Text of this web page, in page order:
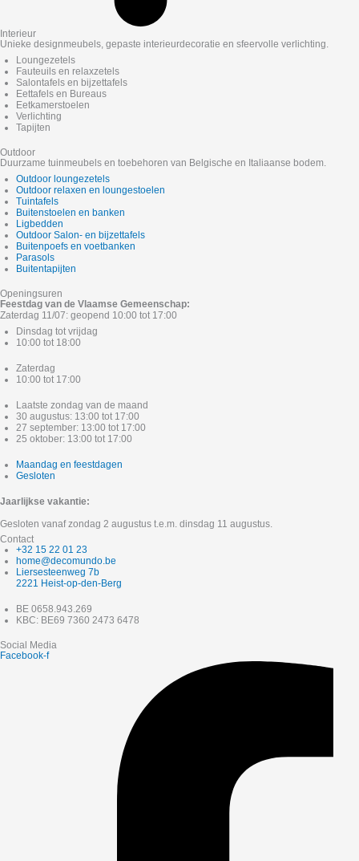
Interieur
Unieke designmeubels, gepaste interieurdecoratie en sfeervolle verlichting.
Loungezetels
Fauteuils en relaxzetels
Salontafels en bijzettafels
Eettafels en Bureaus
Eetkamerstoelen
Verlichting
Tapijten
Outdoor
Duurzame tuinmeubels en toebehoren van Belgische en Italiaanse bodem.
Outdoor loungezetels
Outdoor relaxen en loungestoelen
Tuintafels
Buitenstoelen en banken
Ligbedden
Outdoor Salon- en bijzettafels
Buitenpoefs en voetbanken
Parasols
Buitentapijten
Openingsuren
Feestdag van de Vlaamse Gemeenschap:
Zaterdag 11/07: geopend 10:00 tot 17:00
Dinsdag tot vrijdag
10:00 tot 18:00
Zaterdag
10:00 tot 17:00
Laatste zondag van de maand
30 augustus: 13:00 tot 17:00
27 september: 13:00 tot 17:00
25 oktober: 13:00 tot 17:00
Maandag en feestdagen
Gesloten
Jaarlijkse vakantie:
Gesloten vanaf zondag 2 augustus t.e.m. dinsdag 11 augustus.
Contact
+32 15 22 01 23
home@decomundo.be
Liersesteenweg 7b
2221 Heist-op-den-Berg
BE 0658.943.269
KBC: BE69 7360 2473 6478
Social Media
Facebook-f